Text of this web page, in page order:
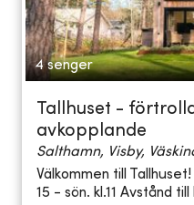
4 senger
Tallhuset -
avkopplande
Salthamn, Visby,
Välkommen till
15 - sön. kl.11 Avstånd